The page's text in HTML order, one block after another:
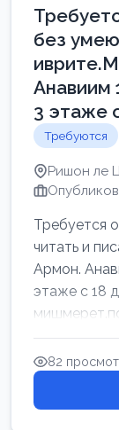
без
Анавиим
3 этаже
Требуются
Ришон ле
Требуется
читать и
Армон.
этаже с 18
82